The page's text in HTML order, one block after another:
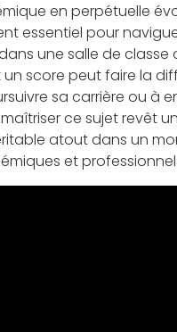
en perpétuelle
essentiel pour
une salle de
score peut faire la
sa carrière ou à
ce sujet revêt
atout dans un
et